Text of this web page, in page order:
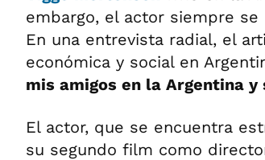
embargo, el actor siempre
En una entrevista radial, el
económica y social en
mis amigos en la Argentina
El actor, que se encuentra
su segundo film como